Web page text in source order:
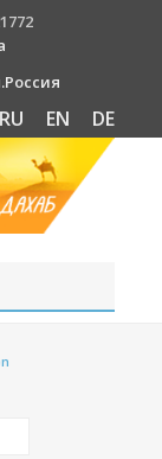
RU EN DE